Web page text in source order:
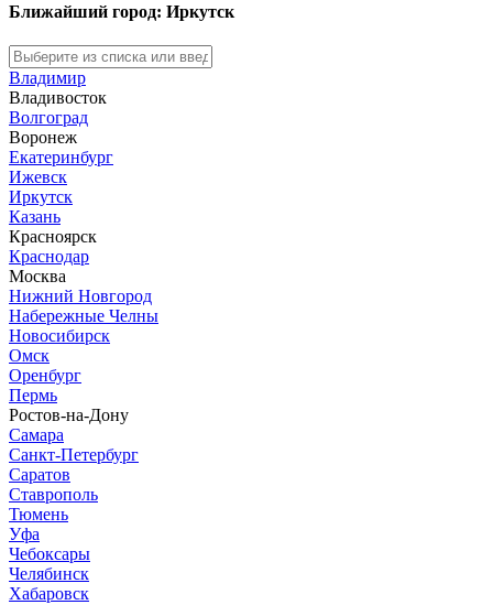
Ближайший город: Иркутск
Владимир
Владивосток
Волгоград
Воронеж
Екатеринбург
Ижевск
Иркутск
Казань
Красноярск
Краснодар
Москва
Нижний Новгород
Набережные Челны
Новосибирск
Омск
Оренбург
Пермь
Ростов-на-Дону
Самара
Санкт-Петербург
Саратов
Ставрополь
Тюмень
Уфа
Чебоксары
Челябинск
Хабаровск